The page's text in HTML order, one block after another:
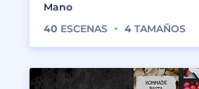
Mano
40 ESCENAS 4 TAMAÑOS